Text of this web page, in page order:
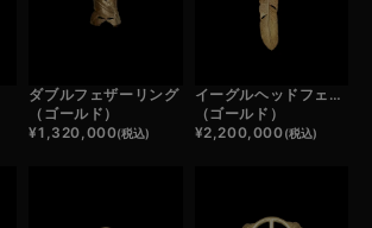
ダブルフェザーリング
（ゴールド）
¥1,320,000(税込)
イーグルヘッドフェザー
（ゴールド）
¥2,200,000(税込)